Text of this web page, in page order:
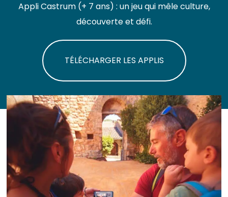
Appli Castrum (+ 7 ans) : un jeu qui mêle culture,
découverte et défi.
TÉLÉCHARGER LES APPLIS